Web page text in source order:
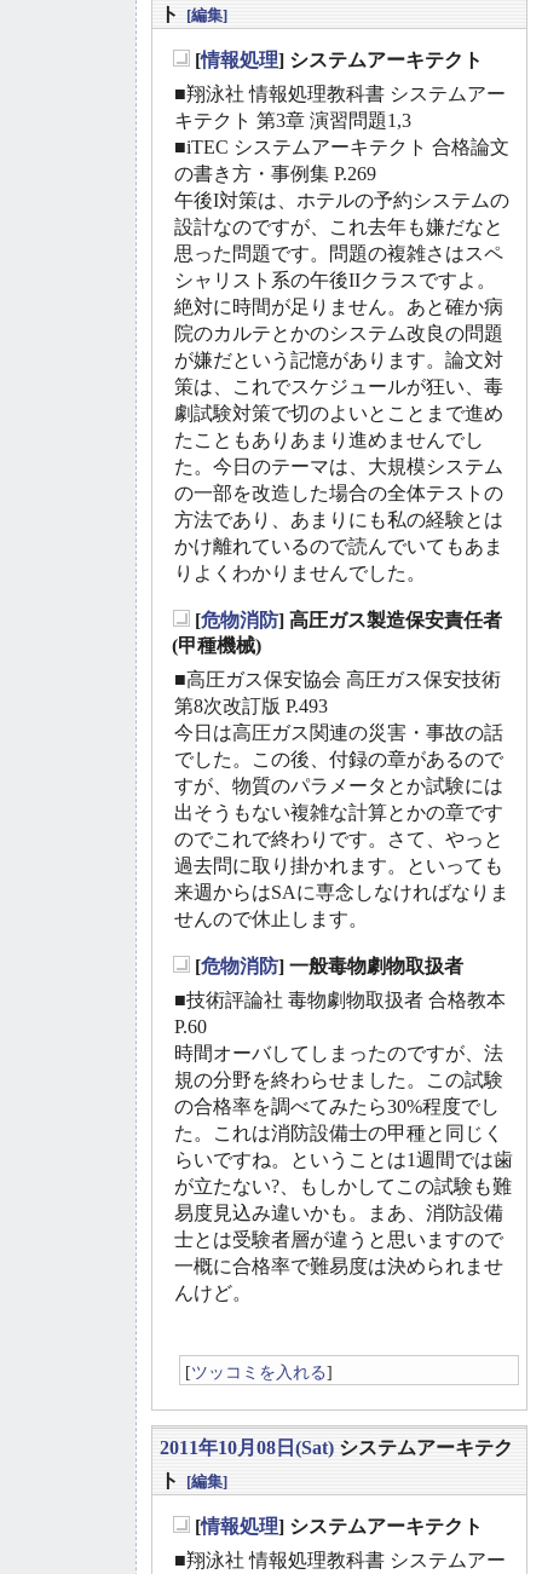
ト [編集]
[情報処理] システムアーキテクト
■翔泳社 情報処理教科書 システムアー
キテクト 第3章 演習問題1,3
■iTEC システムアーキテクト 合格論文
の書き方・事例集 P.269
午後I対策は、ホテルの予約システムの
設計なのですが、これ去年も嫌だなと
思った問題です。問題の複雑さはスペ
シャリスト系の午後IIクラスですよ。
絶対に時間が足りません。あと確か病
院のカルテとかのシステム改良の問題
が嫌だという記憶があります。論文対
策は、これでスケジュールが狂い、毒
劇試験対策で切のよいとことまで進め
たこともありあまり進めませんでし
た。今日のテーマは、大規模システム
の一部を改造した場合の全体テストの
方法であり、あまりにも私の経験とは
かけ離れているので読んでいてもあま
りよくわかりませんでした。
[危物消防] 高圧ガス製造保安責任者
(甲種機械)
■高圧ガス保安協会 高圧ガス保安技術
第8次改訂版 P.493
今日は高圧ガス関連の災害・事故の話
でした。この後、付録の章があるので
すが、物質のパラメータとか試験には
出そうもない複雑な計算とかの章です
のでこれで終わりです。さて、やっと
過去問に取り掛かれます。といっても
来週からはSAに専念しなければなりま
せんので休止します。
[危物消防] 一般毒物劇物取扱者
■技術評論社 毒物劇物取扱者 合格教本
P.60
時間オーバしてしまったのですが、法
規の分野を終わらせました。この試験
の合格率を調べてみたら30%程度でし
た。これは消防設備士の甲種と同じく
らいですね。ということは1週間では歯
が立たない?、もしかしてこの試験も難
易度見込み違いかも。まあ、消防設備
士とは受験者層が違うと思いますので
一概に合格率で難易度は決められませ
んけど。
[ツッコミを入れる]
2011年10月08日(Sat) システムアーキテク
ト
[編集]
[情報処理] システムアーキテクト
■翔泳社 情報処理教科書 システムアー